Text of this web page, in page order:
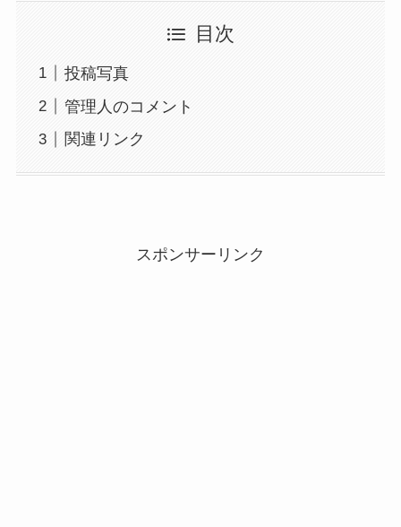
目次
投稿写真
管理人のコメント
関連リンク
スポンサーリンク